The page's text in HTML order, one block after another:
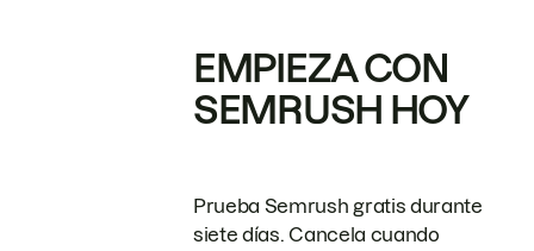
EMPIEZA CON
SEMRUSH HOY
Prueba Semrush gratis durante
siete días. Cancela cuando